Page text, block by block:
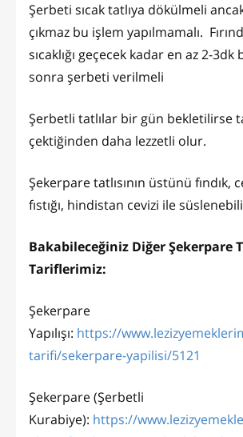
Şerbeti sıcak tatlıya dökülmeli
çıkmaz bu işlem yapılmamalı.
sıcaklığı geçecek kadar en az 2-
sonra şerbeti verilmeli
Şerbetli tatlılar bir gün bekletilirse
çektiğinden daha lezzetli olur.
Şekerpare tatlısının üstünü fındık,
fıstığı, hindistan cevizi ile
Bakabileceğiniz Diğer Şekerpare
Tariflerimiz:
Şekerpare
Yapılışı: https://
tarifi/sekerpare-yapilisi/5121
Şekerpare (Şerbetli
Kurabiye): https://